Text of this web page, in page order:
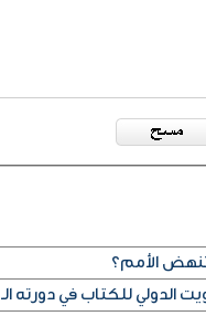
الأمم؟
للكتاب في دورته الـ48